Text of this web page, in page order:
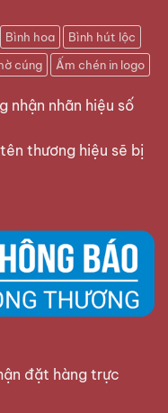
Bình hoa
Bình hút lộc
cúng Ấm chén in logo
nhận nhãn hiệu số
thương hiệu sẽ bị
đặt hàng trực